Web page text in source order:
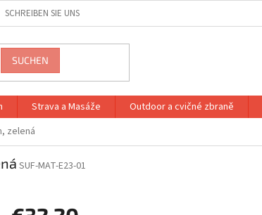
SCHREIBEN SIE UNS
SUCHEN
Strava a Masáže Outdoor a cvičné zbraně
zelená
SUF-MAT-E23-01